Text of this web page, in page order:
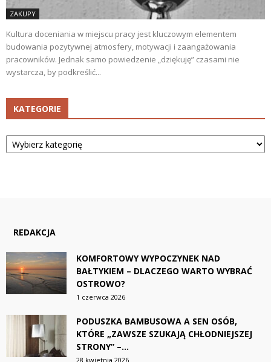
ZAKUPY
Kultura doceniania w miejscu pracy jest kluczowym elementem
budowania pozytywnej atmosfery, motywacji i zaangażowania
pracowników. Jednak samo powiedzenie „dziękuję” czasami nie
wystarcza, by podkreślić...
KATEGORIE
Kategorie
REDAKCJA
KOMFORTOWY WYPOCZYNEK NAD
BAŁTYKIEM – DLACZEGO WARTO WYBRAĆ
OSTROWO?
1 czerwca 2026
PODUSZKA BAMBUSOWA A SEN OSÓB,
KTÓRE „ZAWSZE SZUKAJĄ CHŁODNIEJSZEJ
STRONY” –...
28 kwietnia 2026